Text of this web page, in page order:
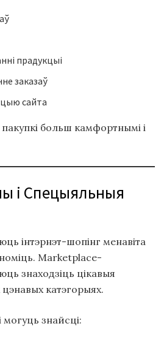
прадукцыі
заказаў
сайта
больш камфортнымі і
і Спецыяльныя
інтэрнэт-шопінг менавіта
Marketplace-
знаходзіць цікавыя
катэгорыях.
могуць знайсці: